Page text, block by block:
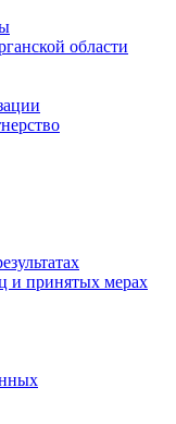
области
и принятых мерах